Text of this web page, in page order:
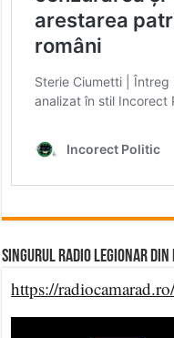
Singurul Radio Legionar din
https://